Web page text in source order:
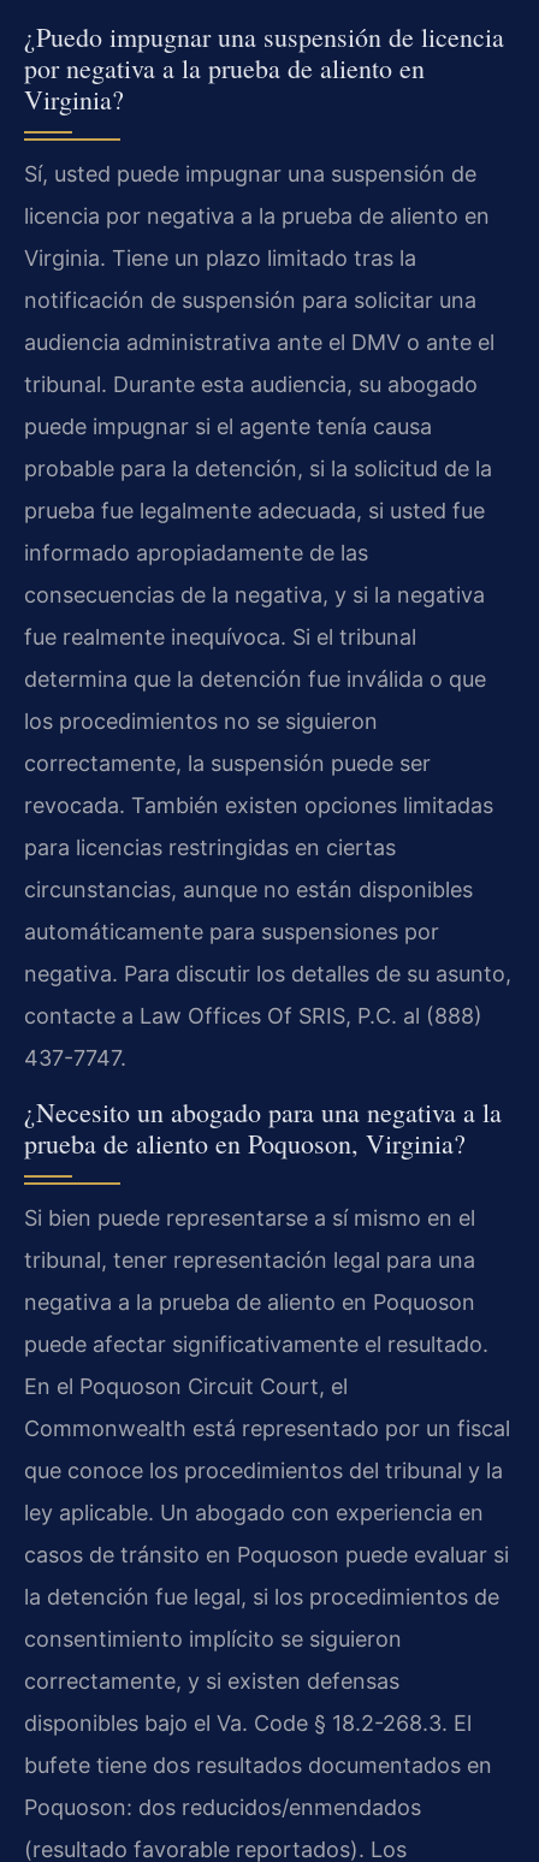
¿Puedo impugnar una suspensión de licencia
por negativa a la prueba de aliento en
Virginia?
Sí, usted puede impugnar una suspensión de
licencia por negativa a la prueba de aliento en
Virginia. Tiene un plazo limitado tras la
notificación de suspensión para solicitar una
audiencia administrativa ante el DMV o ante el
tribunal. Durante esta audiencia, su abogado
puede impugnar si el agente tenía causa
probable para la detención, si la solicitud de la
prueba fue legalmente adecuada, si usted fue
informado apropiadamente de las
consecuencias de la negativa, y si la negativa
fue realmente inequívoca. Si el tribunal
determina que la detención fue inválida o que
los procedimientos no se siguieron
correctamente, la suspensión puede ser
revocada. También existen opciones limitadas
para licencias restringidas en ciertas
circunstancias, aunque no están disponibles
automáticamente para suspensiones por
negativa. Para discutir los detalles de su asunto,
contacte a Law Offices Of SRIS, P.C. al (888)
437-7747.
¿Necesito un abogado para una negativa a la
prueba de aliento en Poquoson, Virginia?
Si bien puede representarse a sí mismo en el
tribunal, tener representación legal para una
negativa a la prueba de aliento en Poquoson
puede afectar significativamente el resultado.
En el Poquoson Circuit Court, el
Commonwealth está representado por un fiscal
que conoce los procedimientos del tribunal y la
ley aplicable. Un abogado con experiencia en
casos de tránsito en Poquoson puede evaluar si
la detención fue legal, si los procedimientos de
consentimiento implícito se siguieron
correctamente, y si existen defensas
disponibles bajo el Va. Code § 18.2-268.3. El
bufete tiene dos resultados documentados en
Poquoson: dos reducidos/enmendados
(resultado favorable reportados). Los